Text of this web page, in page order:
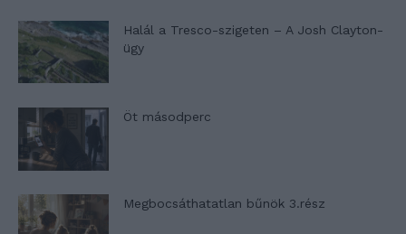
Halál a Tresco-szigeten – A Josh Clayton-
ügy
Öt másodperc
Megbocsáthatatlan bűnök 3.rész